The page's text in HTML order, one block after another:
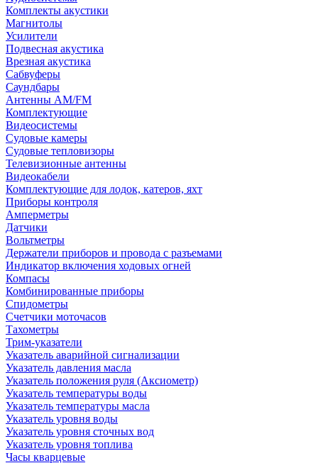
Комплекты акустики
Магнитолы
Усилители
Подвесная акустика
Врезная акустика
Сабвуферы
Саундбары
Антенны AM/FM
Комплектующие
Видеосистемы
Судовые камеры
Cудовые тепловизоры
Телевизионные антенны
Видеокабели
Комплектующие для лодок, катеров, яхт
Приборы контроля
Амперметры
Датчики
Вольтметры
Держатели приборов и провода с разъемами
Индикатор включения ходовых огней
Компасы
Комбинированные приборы
Спидометры
Счетчики моточасов
Тахометры
Трим-указатели
Указатель аварийной сигнализации
Указатель давления масла
Указатель положения руля (Аксиометр)
Указатель температуры воды
Указатель температуры масла
Указатель уровня воды
Указатель уровня сточных вод
Указатель уровня топлива
Часы кварцевые